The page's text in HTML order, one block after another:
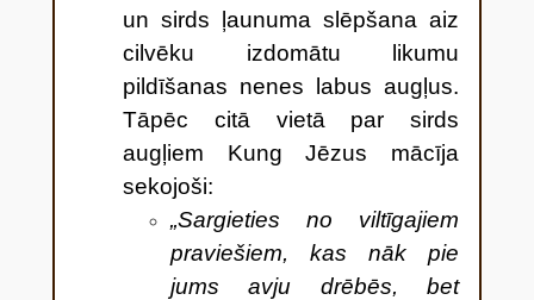
un sirds ļaunuma slēpšana aiz
cilvēku izdomātu likumu
pildīšanas nenes labus augļus.
Tāpēc citā vietā par sirds
augļiem Kung Jēzus mācīja
sekojoši:
„Sargieties no viltīgajiem
praviešiem, kas nāk pie
jums avju drēbēs, bet